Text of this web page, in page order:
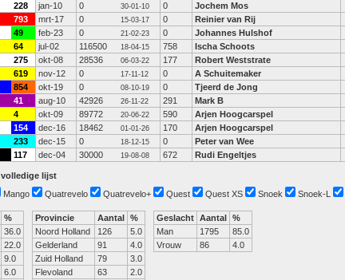
228 jan-10 0 30-01-10 0 Jochem Mos
793 mrt-17 0 15-03-17 0 Reinier van Rij
49 feb-23 0 21-02-23 0 Johannes Hulshof
64 jul-02 116500 18-04-15 758 Ischa Schoots
275 okt-08 28536 06-03-22 177 Robert Weststrate
619 nov-12 0 17-11-12 0 A Schuitemaker
854 okt-19 0 08-10-19 0 Tjeerd de Jong
41 aug-10 42926 26-11-22 291 Mark B
4 okt-09 89772 20-06-22 590 Arjen Hoogcarspel
154 dec-16 18462 01-01-26 170 Arjen Hoogcarspel
233 dec-15 0 18-12-15 0 Peter van Wee
117 dec-04 30000 19-08-08 672 Rudi Engeltjes
volledige lijst
Mango Quatrevelo Quatrevelo+ Quest Quest XS Snoek Snoek-L
%
36.0
22.0
9.0
6.0
Provincie Aantal %
Noord Holland
126
5.0
Gelderland
91
4.0
Zuid Holland
79
3.0
Flevoland
63
2.0
Geslacht Aantal %
Man
1795
85.0
Vrouw
86 4.0